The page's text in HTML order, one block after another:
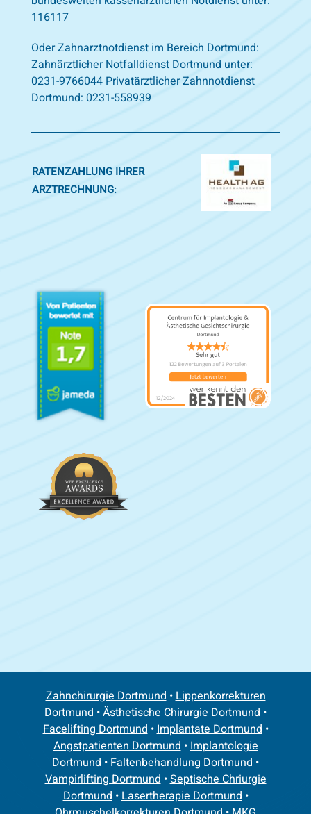
116117
Oder Zahnarztnotdienst im Bereich Dortmund:
Zahnärztlicher Notfalldienst Dortmund unter:
0231-9766044 Privatärztlicher Zahnnotdienst
Dortmund: 0231-558939
RATENZAHLUNG IHRER
ARZTRECHNUNG:
Zahnchirurgie Dortmund•Lippenkorrekturen
Dortmund •Ästhetische Chirurgie Dortmund •
Facelifting Dortmund•Implantate Dortmund•
Angstpatienten Dortmund•Implantologie
Dortmund •Faltenbehandlung Dortmund •
Vampirlifting Dortmund•Septische Chriurgie
Dortmund•Lasertherapie Dortmund•